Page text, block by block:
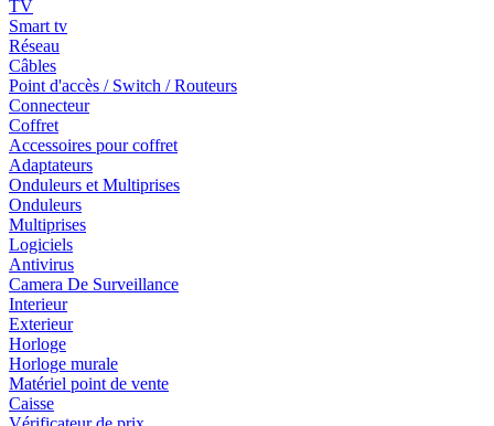
TV
Smart tv
Réseau
Câbles
Point d'accès / Switch / Routeurs
Connecteur
Coffret
Accessoires pour coffret
Adaptateurs
Onduleurs et Multiprises
Onduleurs
Multiprises
Logiciels
Antivirus
Camera De Surveillance
Interieur
Exterieur
Horloge
Horloge murale
Matériel point de vente
Caisse